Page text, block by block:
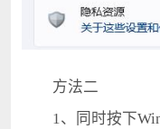
方法二
1、同时按下